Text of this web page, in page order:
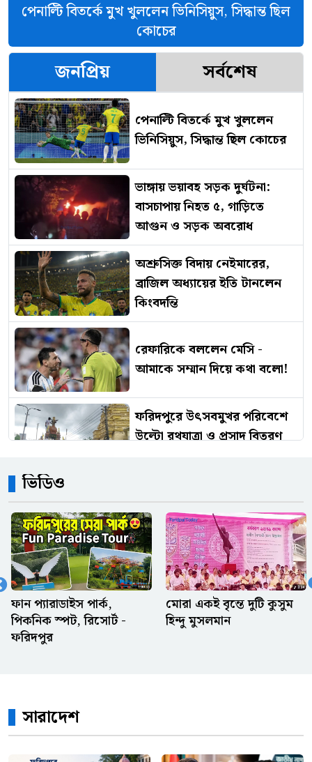
পেনাল্টি বিতর্কে মুখ খুললেন ভিনিসিয়ুস, সিদ্ধান্ত ছিল
কোচের
জনপ্রিয় সর্বশেষ
পেনাল্টি বিতর্কে মুখ খুললেন
ভিনিসিয়ুস, সিদ্ধান্ত ছিল কোচের
ভাঙ্গায় ভয়াবহ সড়ক দুর্ঘটনা:
বাসচাপায় নিহত ৫, গাড়িতে
আগুন ও সড়ক অবরোধ
অশ্রুসিক্ত বিদায় নেইমারের,
ব্রাজিল অধ্যায়ের ইতি টানলেন
কিংবদন্তি
রেফারিকে বললেন মেসি -
আমাকে সম্মান দিয়ে কথা বলো!
ফরিদপুরে উৎসবমুখর পরিবেশে
উল্টো রথযাত্রা ও প্রসাদ বিতরণ
আত্মসাতের মামলা, তদন্তে
পিবিআইকে নির্দেশ
অফিস থেকে আগে বের হওয়ার
সেরা কিছু অজুহাত
রেফারি ও ভিএআরের দুই সিদ্ধান্ত
ঘিরে বিতর্ক, মিসরের ক্ষোভ
ভিডিও
মোরা একই বৃন্তে দুটি কুসুম
হিন্দু মুসলমান
পল্লী কবি জসিম উদ্দিনের
বাড়ি
সারাদেশ